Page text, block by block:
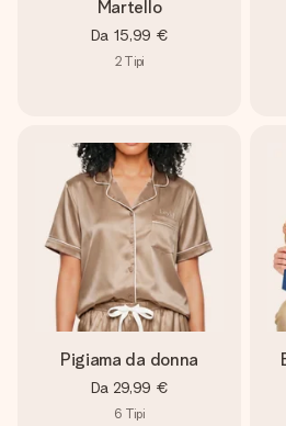
Martello
Da 15,99 €
2 Tipi
Pigiama da donna
Da 29,99 €
6 Tipi